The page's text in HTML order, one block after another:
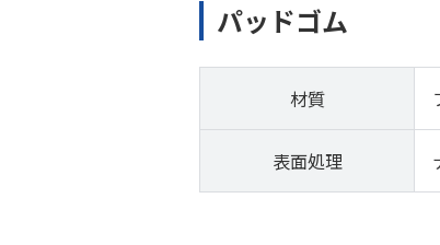
パッドゴム
材質
表面処理